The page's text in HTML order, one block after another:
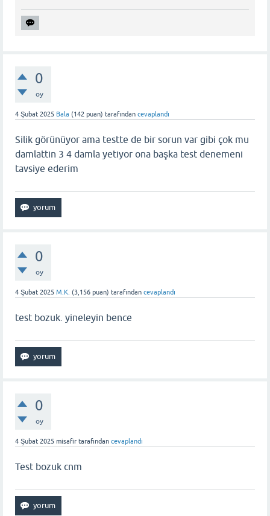
0
oy
4 Şubat 2025 Bala (142 puan) tarafından cevaplandı
Silik görünüyor ama testte de bir sorun var gibi çok mu
damlattin 3 4 damla yetiyor ona başka test denemeni
tavsiye ederim
0
oy
4 Şubat 2025 M.K. (3,156 puan) tarafından cevaplandı
test bozuk. yineleyin bence
0
oy
4 Şubat 2025 misafir tarafından cevaplandı
Test bozuk cnm